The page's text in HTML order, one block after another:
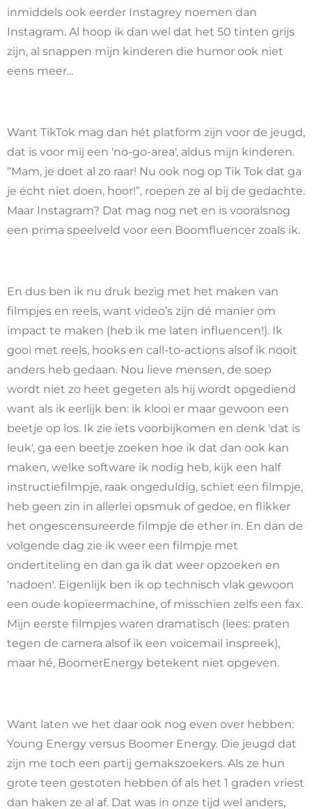
inmiddels ook eerder Instagrey noemen dan
Instagram. Al hoop ik dan wel dat het 50 tinten grijs
zijn, al snappen mijn kinderen die humor ook niet
eens meer...
Want TikTok mag dan hét platform zijn voor de jeugd,
dat is voor mij een 'no-go-area', aldus mijn kinderen.
“Mam, je doet al zo raar! Nu ook nog op Tik Tok dat ga
je écht niet doen, hoor!”, roepen ze al bij de gedachte.
Maar Instagram? Dat mag nog net en is vooralsnog
een prima speelveld voor een Boomfluencer zoals ik.
En dus ben ik nu druk bezig met het maken van
filmpjes en reels, want video’s zijn dé manier om
impact te maken (heb ik me laten influencen!). Ik
gooi met reels, hooks en call-to-actions alsof ik nooit
anders heb gedaan. Nou lieve mensen, de soep
wordt niet zo heet gegeten als hij wordt opgediend
want als ik eerlijk ben: ik klooi er maar gewoon een
beetje op los. Ik zie iets voorbijkomen en denk 'dat is
leuk', ga een beetje zoeken hoe ik dat dan ook kan
maken, welke software ik nodig heb, kijk een half
instructiefilmpje, raak ongeduldig, schiet een filmpje,
heb geen zin in allerlei opsmuk of gedoe, en flikker
het ongescensureerde filmpje de ether in. En dan de
volgende dag zie ik weer een filmpje met
ondertiteling en dan ga ik dat weer opzoeken en
'nadoen'. Eigenlijk ben ik op technisch vlak gewoon
een oude kopieermachine, of misschien zelfs een fax.
Mijn eerste filmpjes waren dramatisch (lees: praten
tegen de camera alsof ik een voicemail inspreek),
maar hé, BoomerEnergy betekent niet opgeven.
Want laten we het daar ook nog even over hebben:
Young Energy versus Boomer Energy. Die jeugd dat
zijn me toch een partij gemakszoekers. Als ze hun
grote teen gestoten hebben óf als het 1 graden vriest
dan haken ze al af. Dat was in onze tijd wel anders,